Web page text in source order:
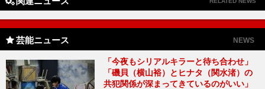
芸能ニュース NEWS
「今夜もシリアルキラーと待ち合わせ」
「磯貝（横山裕）とヒナタ（関水渚）の
共犯関係が深まってきているのがいい」